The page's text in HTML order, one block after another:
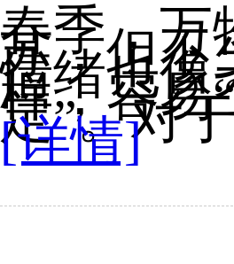
春季，万
苏，但不
情绪也像
样，容易
定”。对
[详情]